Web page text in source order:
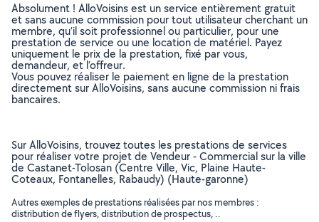
Absolument ! AlloVoisins est un service entièrement gratuit
et sans aucune commission pour tout utilisateur cherchant un
membre, qu’il soit professionnel ou particulier, pour une
prestation de service ou une location de matériel. Payez
uniquement le prix de la prestation, fixé par vous,
demandeur, et l’offreur.
Vous pouvez réaliser le paiement en ligne de la prestation
directement sur AlloVoisins, sans aucune commission ni frais
bancaires.
Sur AlloVoisins, trouvez toutes les prestations de services
pour réaliser votre projet de Vendeur - Commercial sur la ville
de Castanet-Tolosan (Centre Ville, Vic, Plaine Haute-
Coteaux, Fontanelles, Rabaudy) (Haute-garonne)
Autres exemples de prestations réalisées par nos membres :
distribution de flyers, distribution de prospectus, ..